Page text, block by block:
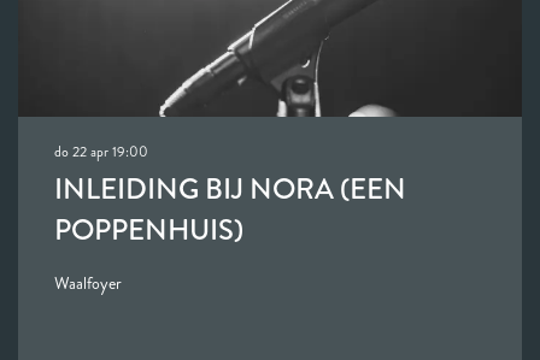
INLEIDING BIJ NORA (EEN
POPPENHUIS)
do 22 apr19:00
Waalfoyer